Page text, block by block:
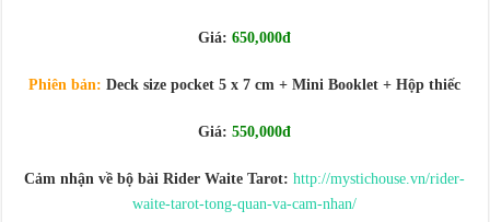
Giá:650,000đ
Phiên bản: Deck size pocket 5 x 7 cm + Mini Booklet + Hộp thiếc
Giá:550,000đ
Cảm nhận về bộ bài Rider Waite Tarot: http://mystichouse.vn/rider-
waite-tarot-tong-quan-va-cam-nhan/